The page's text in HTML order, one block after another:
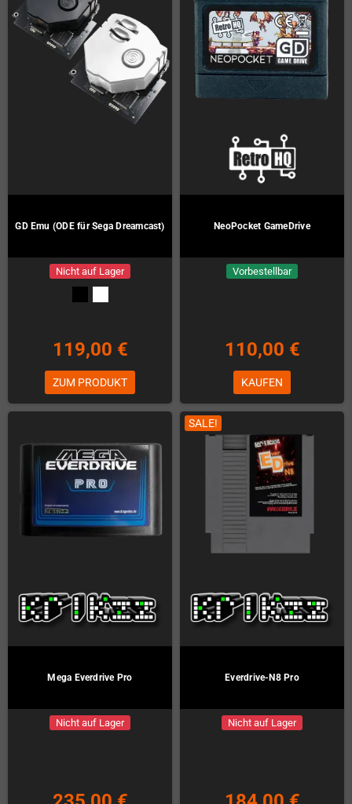
GD Emu (ODE für Sega Dreamcast)
Nicht auf Lager
119,00 €
ZUM PRODUKT
NeoPocket GameDrive
Vorbestellbar
110,00 €
KAUFEN
Mega Everdrive Pro
Nicht auf Lager
SALE!
Everdrive-N8 Pro
Nicht auf Lager